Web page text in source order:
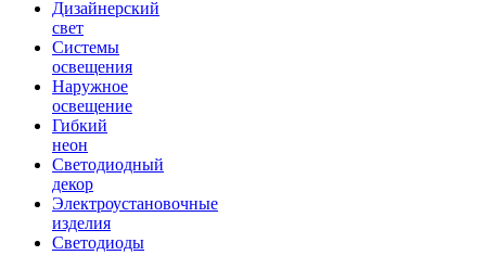
Дизайнерский
свет
Системы
освещения
Наружное
освещение
Гибкий
неон
Светодиодный
декор
Электроустановочные
изделия
Светодиоды